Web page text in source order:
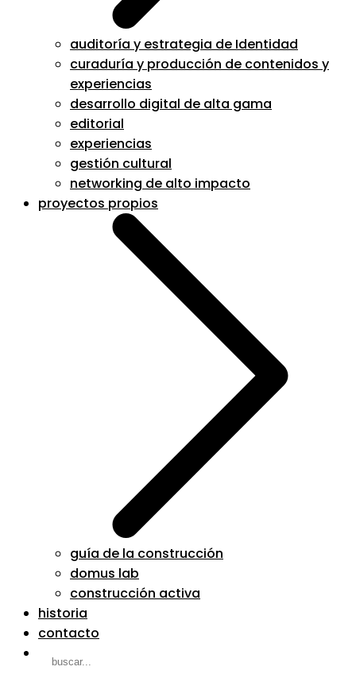
auditoría y estrategia de Identidad
curaduría y producción de contenidos y
experiencias
desarrollo digital de alta gama
editorial
experiencias
gestión cultural
networking de alto impacto
proyectos propios
guía de la construcción
domus lab
construcción activa
historia
contacto